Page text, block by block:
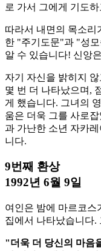
로 가서 그에게 기도
따라서 내면의 목소리
한 "주기도문"과 "성
알 수 있습니다! 신앙
자기 자신을 밝히지
몇 번 더 나타났으며,
게 했습니다. 그녀의
움은 더욱 그를 사로
과 가난한 소년 자카
니다.
9번째 환상
1992년 6월 9일
여인은 밤에 마르코스
집에서 나타났습니다.
"더욱 더 당신의 마음